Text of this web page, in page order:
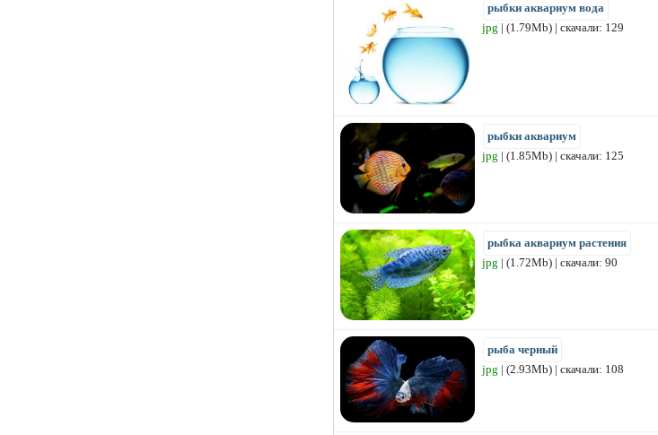
рыбки аквариум вода
jpg | (1.79Mb) | скачали: 129
рыбки аквариум
jpg | (1.85Mb) | скачали: 125
рыбка аквариум растения
jpg | (1.72Mb) | скачали: 90
рыба черный
jpg | (2.93Mb) | скачали: 108